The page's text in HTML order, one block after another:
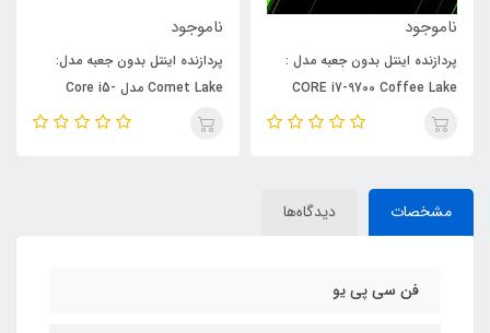
ناموجود
پردازنده اینتل بدون جعبه مدل :
CORE i7-9700 Coffee Lake
ناموجود
پردازنده اینتل بدون جعبه مدل:
Comet Lake مدل Core i5-
10400F
مشخصات دیدگاه‌ها
فن سی پی یو